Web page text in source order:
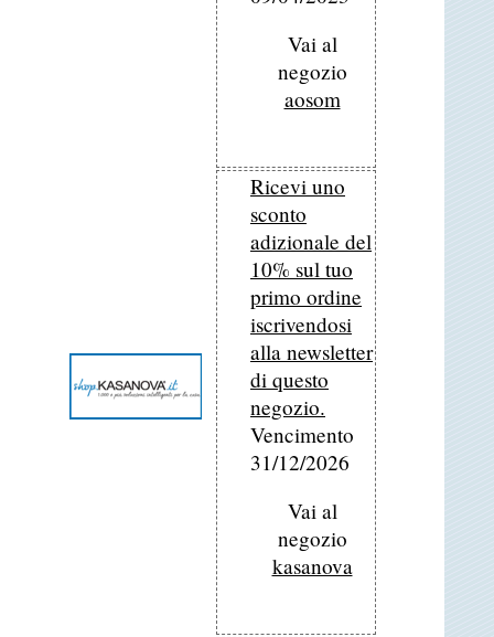
Vai al
negozio
aosom
Ricevi uno
sconto
adizionale del
10% sul tuo
primo ordine
iscrivendosi
alla newsletter
di questo
negozio.
Vencimento
31/12/2026
Vai al
negozio
kasanova